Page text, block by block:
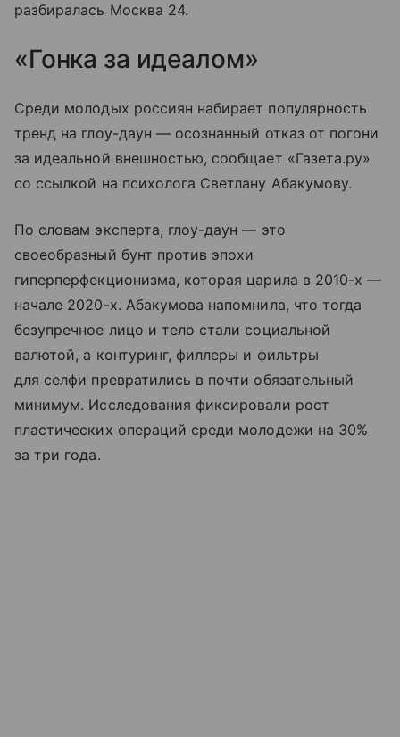
разбиралась Москва 24.
«Гонка за идеалом»
Среди молодых россиян набирает популярность
тренд на глоу-даун — осознанный отказ от погони
за идеальной внешностью, сообщает «Газета.ру»
со ссылкой на психолога Светлану Абакумову.
По словам эксперта, глоу-даун — это
своеобразный бунт против эпохи
гиперперфекционизма, которая царила в 2010-х —
начале 2020-х. Абакумова напомнила, что тогда
безупречное лицо и тело стали социальной
валютой, а контуринг, филлеры и фильтры
для селфи превратились в почти обязательный
минимум. Исследования фиксировали рост
пластических операций среди молодежи на 30%
за три года.